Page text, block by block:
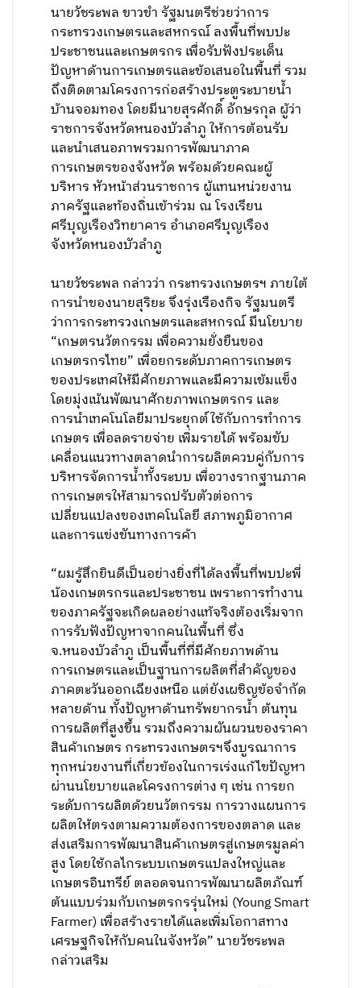
นายวัชระพล ขาวขำ รัฐมนตรีช่วยว่าการ
กระทรวงเกษตรและสหกรณ์ ลงพื้นที่พบปะ
ประชาชนและเกษตรกร เพื่อรับฟังประเด็น
ปัญหาด้านการเกษตรและข้อเสนอในพื้นที่ รวม
ถึงติดตามโครงการก่อสร้างประตูระบายน้ำ
บ้านจอมทอง โดยมีนายสุรศักดิ์ อักษรกุล ผู้ว่า
ราชการจังหวัดหนองบัวลำภู ให้การต้อนรับ
และนำเสนอภาพรวมการพัฒนาภาค
การเกษตรของจังหวัด พร้อมด้วยคณะผู้
บริหาร หัวหน้าส่วนราชการ ผู้แทนหน่วยงาน
ภาครัฐและท้องถิ่นเข้าร่วม ณ โรงเรียน
ศรีบุญเรืองวิทยาคาร อำเภอศรีบุญเรือง
จังหวัดหนองบัวลำภู
นายวัชระพล กล่าวว่า กระทรวงเกษตรฯ ภายใต้
การนำของนายสุริยะ จึงรุ่งเรืองกิจ รัฐมนตรี
ว่าการกระทรวงเกษตรและสหกรณ์ มีนโยบาย
“เกษตรนวัตกรรม เพื่อความยั่งยืนของ
เกษตรกรไทย” เพื่อยกระดับภาคการเกษตร
ของประเทศให้มีศักยภาพและมีความเข้มแข็ง
โดยมุ่งเน้นพัฒนาศักยภาพเกษตรกร และ
การนำเทคโนโลยีมาประยุกต์ใช้กับการทำการ
เกษตร เพื่อลดรายจ่าย เพิ่มรายได้ พร้อมขับ
เคลื่อนแนวทางตลาดนำการผลิตควบคู่กับการ
บริหารจัดการน้ำทั้งระบบ เพื่อวางรากฐานภาค
การเกษตรให้สามารถปรับตัวต่อการ
เปลี่ยนแปลงของเทคโนโลยี สภาพภูมิอากาศ
และการแข่งขันทางการค้า
“ผมรู้สึกยินดีเป็นอย่างยิ่งที่ได้ลงพื้นที่พบปะพี่
น้องเกษตรกรและประชาชน เพราะการทำงาน
ของภาครัฐจะเกิดผลอย่างแท้จริงต้องเริ่มจาก
การรับฟังปัญหาจากคนในพื้นที่ ซึ่ง
จ.หนองบัวลำภู เป็นพื้นที่ที่มีศักยภาพด้าน
การเกษตรและเป็นฐานการผลิตที่สำคัญของ
ภาคตะวันออกเฉียงเหนือ แต่ยังเผชิญข้อจำกัด
หลายด้าน ทั้งปัญหาด้านทรัพยากรน้ำ ต้นทุน
การผลิตที่สูงขึ้น รวมถึงความผันผวนของราคา
สินค้าเกษตร กระทรวงเกษตรฯจึงบูรณาการ
ทุกหน่วยงานที่เกี่ยวข้องในการเร่งแก้ไขปัญหา
ผ่านนโยบายและโครงการต่าง ๆ เช่น การยก
ระดับการผลิตด้วยนวัตกรรม การวางแผนการ
ผลิตให้ตรงตามความต้องการของตลาด และ
ส่งเสริมการพัฒนาสินค้าเกษตรสู่เกษตรมูลค่า
สูง โดยใช้กลไกระบบเกษตรแปลงใหญ่และ
เกษตรอินทรีย์ ตลอดจนการพัฒนาผลิตภัณฑ์
ต้นแบบร่วมกับเกษตรกรรุ่นใหม่ (Young Smart
Farmer) เพื่อสร้างรายได้และเพิ่มโอกาสทาง
เศรษฐกิจให้กับคนในจังหวัด” นายวัชระพล
กล่าวเสริม